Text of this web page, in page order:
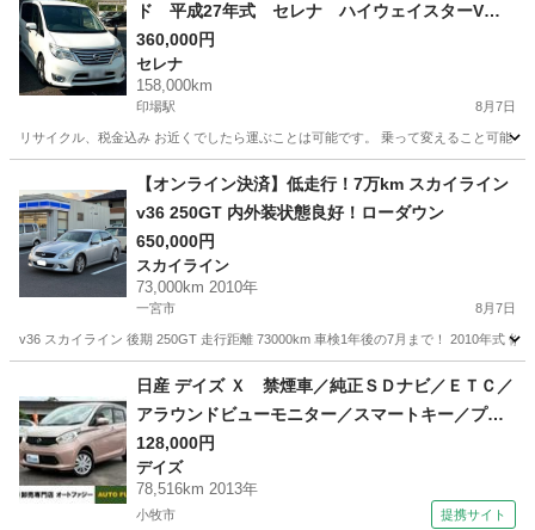
ド 平成27年式 セレナ ハイウェイスターVセ
レクプラスセフティHV_Aセフティ HFC26 NISS
AN パールホワイト
360,000円
セレナ
158,000km
印場駅 8月7日
リサイクル、税金込み お近くでしたら運ぶことは可能です。 乗って変えること可能
印場駅 セレナ
【オンライン決済】低走行！7万km スカイライン
v36 250GT 内外装状態良好！ローダウン
650,000円
スカイライン
73,000km 2010年
一宮市 8月7日
v36 スカイライン 後期 250GT 走行距離 73000km 車検1年後の7月まで！ 2010年式
スカイライン
日産 デイズ Ｘ 禁煙車／純正ＳＤナビ／ＥＴＣ／
アラウンドビューモニター／スマートキー／プッ
シュスタート／ベンチシート／オートエアコン／
取扱説明書＆メンテナンスノート／アイドリング
ストップ／ヘッドライトレベライザー （検8.10）
128,000円
デイズ
78,516km 2013年
小牧市 提携サイト